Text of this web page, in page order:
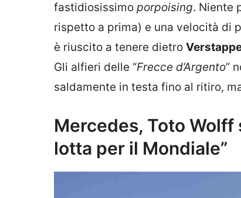
fastidiosissimo porpoising. Niente
rispetto a prima) e una velocità di
è riuscito a tenere dietro
Gli alfieri delle “Frecce d’Argento”
saldamente in testa fino al ritiro,
Mercedes, Toto Wolff
lotta per il Mondiale”